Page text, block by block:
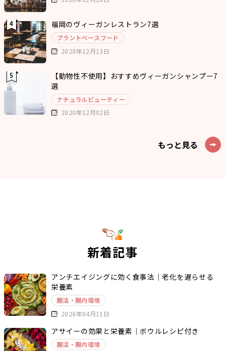
福岡のヴィーガンレストラン7選
プラントベースフード
2020年12月13日
【動物性不使用】おすすめヴィーガンシャンプー7
選
ナチュラルビューティー
2020年12月02日
もっと見る
新着記事
アンチエイジングに効く食事法｜老化を遅らせる
栄養素
腸活・腸内環境
2026年04月11日
アサイーの効果と栄養素｜ボウルレシピ付き
腸活・腸内環境